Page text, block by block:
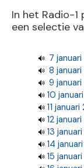
In het Radio-1
een selectie
7
8
9
10
11
12
13
14
15